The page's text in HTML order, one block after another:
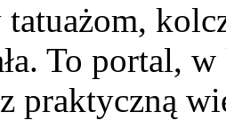
tatuażom,
To portal,
praktyczną